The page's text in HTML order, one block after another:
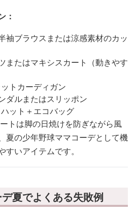
：
袖ブラウスまたは涼感素材のカッ
またはマキシスカート（動きやす
トカーディガン
ダルまたはスリッポン
ット＋エコバッグ
トは脚の日焼けを防ぎながら風
夏の少年野球ママコーデとして機
いアイテムです。
夏でよくある失敗例